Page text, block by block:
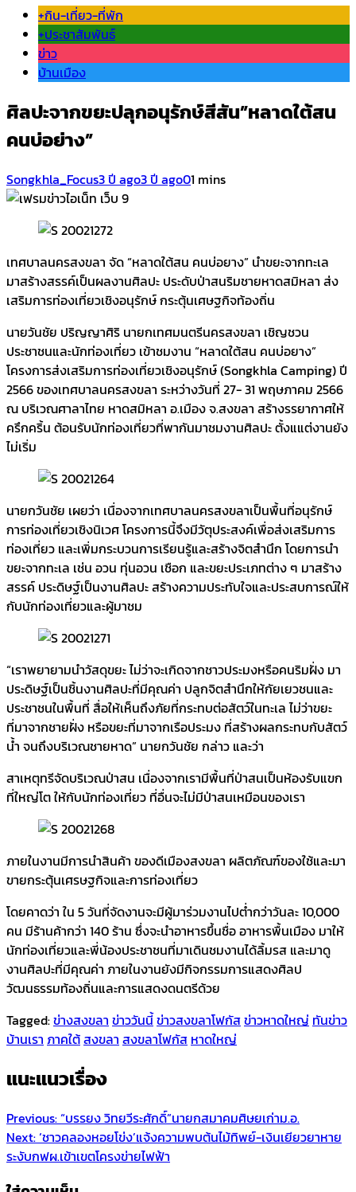
+กิน-เที่ยว-ที่พัก
+ประชาสัมพันธ์
ข่าว
บ้านเมือง
ศิลปะจากขยะปลุกอนุรักษ์สีสัน”หลาดใต้สน
คนบ่อย่าง”
Songkhla_Focus3 ปี ago3 ปี ago01 mins
เทศบาลนครสงขลา จัด “หลาดใต้สน คนบ่อยาง” นำขยะจากทะเล
มาสร้างสรรค์เป็นผลงานศิลปะ ประดับป่าสนริมชายหาดสมิหลา ส่ง
เสริมการท่องเที่ยวเชิงอนุรักษ์ กระตุ้นเศษฐกิจท้องถิ่น
นายวันชัย ปริญญาศิริ นายกเทศมนตรีนครสงขลา เชิญชวน
ประชาชนและนักท่องเที่ยว เข้าชมงาน “หลาดใต้สน คนบ่อยาง”
โครงการส่งเสริมการท่องเที่ยวเชิงอนุรักษ์ (Songkhla Camping) ปี
2566 ของเทศบาลนครสงขลา ระหว่างวันที่ 27- 31 พฤษภาคม 2566
ณ บริเวณศาลาไทย หาดสมิหลา อ.เมือง จ.สงขลา สร้างรรยากาศให้
ครึกคริ้น ต้อนรับนักท่องเที่ยวที่พากันมาชมงานศิลปะ ตั้งแแต่งานยัง
ไม่เริ่ม
นายกวันชัย เผยว่า เนื่องจากเทศบาลนครสงขลาเป็นพื้นที่อนุรักษ์
การท่องเที่ยวเชิงนิเวศ โครงการนี้จึงมีวัตุประสงค์เพื่อส่งเสริมการ
ท่องเที่ยว และเพิ่มกระบวนการเรียนรู้และสร้างจิตสำนึก โดยการนำ
ขยะจากทะเล เช่น อวน ทุ่นอวน เชือก และขยะประเภทต่าง ๆ มาสร้าง
สรรค์ ประดิษฐ์เป็นงานศิลปะ สร้างความประทับใจและประสบการณ์ให้
กับนักท่องเที่ยวและผู้มาชม
“เราพยายามนำวัสดุขยะ ไม่ว่าจะเกิดจากชาวประมงหรือคนริมฝั่ง มา
ประดิษฐ์เป็นชิ้นงานศิลปะที่มีคุณค่า ปลูกจิตสำนึกให้กัยเยวชนและ
ประชาชนในพื้นที่ สื่อให้เห็นถึงภัยที่กระทบต่อสัตว์ในทะเล ไม่ว่าขยะ
ที่มาจากชายฝั่ง หรือขยะที่มาจากเรือประมง ที่สร้างผลกระทบกับสัตว์
น้ำ จนถึงบริเวณชายหาด” นายกวันชัย กล่าว และว่า
สาเหตุทรีจัดบริเวณป่าสน เนื่องจากเรามีพื้นที่ป่าสนเป็นห้องรับแขก
ที่ใหญ่โต ให้กับนักท่องเที่ยว ที่อื่นจะไม่มีป่าสนเหมือนของเรา
ภายในงานมีการนำสินค้า ของดีเมืองสงขลา ผลิตภัณฑ์ของใช้และมา
ขายกระตุ้นเศรษฐกิจและการท่องเที่ยว
โดยคาดว่า ใน 5 วันที่จัดงานจะมีผู้มาร่วมงานไปต่ำกว่าวันละ 10,000
คน มีร้านค้ากว่า 140 ร้าน ซึ่งจะนำอาหารขึ้นชื่อ อาหารพื้นเมือง มาให้
นักท่องเที่ยวและพี่น้องประชาชนที่มาเดินชมงานได้ลิ้มรส และมาดู
งานศิลปะที่มีคุณค่า ภายในงานยังมีกิจกรรมการแสดงศิลป
วัฒนธรรมท้องถิ่นและการแสดงดนตรีด้วย
Tagged:ข่างสงขลา ข่าววันนี้ข่าวสงขลาโฟกัสข่าวหาดใหญ่ ทันข่าว
บ้านเรา ภาคใต้สงขลา สงขลาโฟกัส หาดใหญ่
แนะแนวเรื่อง
Previous:“บรรยง วิทยวีระศักดิ์”นายกสมาคมศิษยเก่าม.อ.
Next:‘ชาวคลองหอยโข่ง’แจ้งความพบต้นไม้ทิพย์-เงินเยียวยาหาย
ระงับกฟผ.เข้าเขตโครงข่ายไฟฟ้า